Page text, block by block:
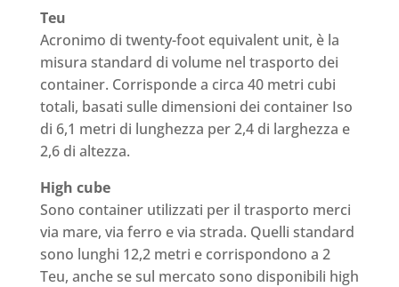
Teu
Acronimo di twenty-foot equivalent unit, è la
misura standard di volume nel trasporto dei
container. Corrisponde a circa 40 metri cubi
totali, basati sulle dimensioni dei container Iso
di 6,1 metri di lunghezza per 2,4 di larghezza e
2,6 di altezza.
High cube
Sono container utilizzati per il trasporto merci
via mare, via ferro e via strada. Quelli standard
sono lunghi 12,2 metri e corrispondono a 2
Teu, anche se sul mercato sono disponibili high